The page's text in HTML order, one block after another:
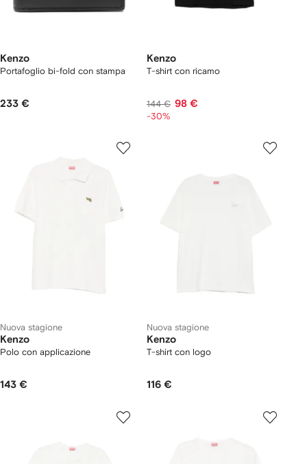
Kenzo
Portafoglio bi-fold con stampa
233 €
Kenzo
T-shirt con ricamo
144 € 98 €
-30%
Nuova stagione
Kenzo
Polo con applicazione
143 €
Nuova stagione
Kenzo
T-shirt con logo
116 €